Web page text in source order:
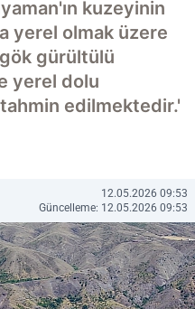
kuzeyinin
yerel olmak üzere
gürültülü
yerel dolu
tahmin edilmektedir.'
12.05.2026 09:53
Güncelleme: 12.05.2026 09:53